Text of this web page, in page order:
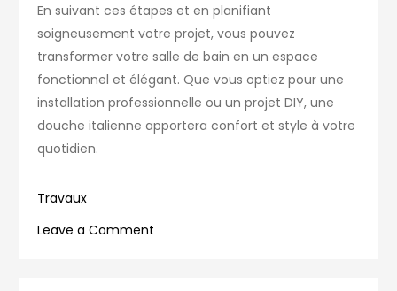
En suivant ces étapes et en planifiant
soigneusement votre projet, vous pouvez
transformer votre salle de bain en un espace
fonctionnel et élégant. Que vous optiez pour une
installation professionnelle ou un projet DIY, une
douche italienne apportera confort et style à votre
quotidien.
Travaux
Leave a Comment